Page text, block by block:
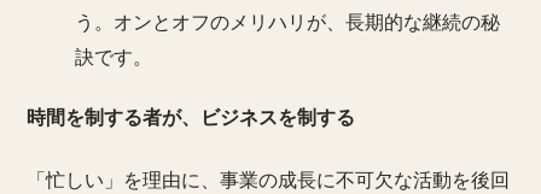
う。オンとオフのメリハリが、長期的な継続の秘
訣です。
時間を制する者が、ビジネスを制する
「忙しい」を理由に、事業の成長に不可欠な活動を後回